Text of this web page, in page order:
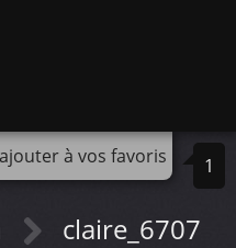
ajouter à vos favoris 1
claire_6707